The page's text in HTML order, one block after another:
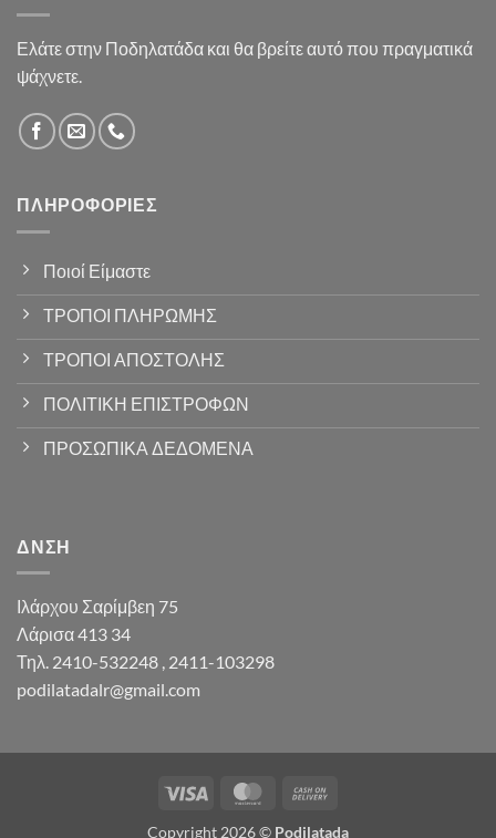
Ελάτε στην Ποδηλατάδα και θα βρείτε αυτό που πραγματικά
ψάχνετε.
ΠΛΗΡΟΦΟΡΊΕΣ
Ποιοί Είμαστε
ΤΡΟΠΟΙ ΠΛΗΡΩΜΗΣ
ΤΡΟΠΟΙ ΑΠΟΣΤΟΛΗΣ
ΠΟΛΙΤΙΚΗ ΕΠΙΣΤΡΟΦΩΝ
ΠΡΟΣΩΠΙΚΑ ΔΕΔΟΜΕΝΑ
ΔΝΣΗ
Ιλάρχου Σαρίμβεη 75
Λάρισα 413 34
Τηλ. 2410-532248 , 2411-103298
podilatadalr@gmail.com
Visa MasterCard
Copyright 2026 © Podilatada